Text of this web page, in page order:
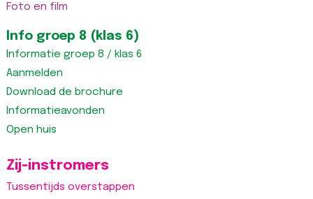
Foto en film
Info groep 8 (klas 6)
Informatie groep 8 / klas 6
Aanmelden
Download de brochure
Informatieavonden
Open huis
Zij-instromers
Tussentijds overstappen